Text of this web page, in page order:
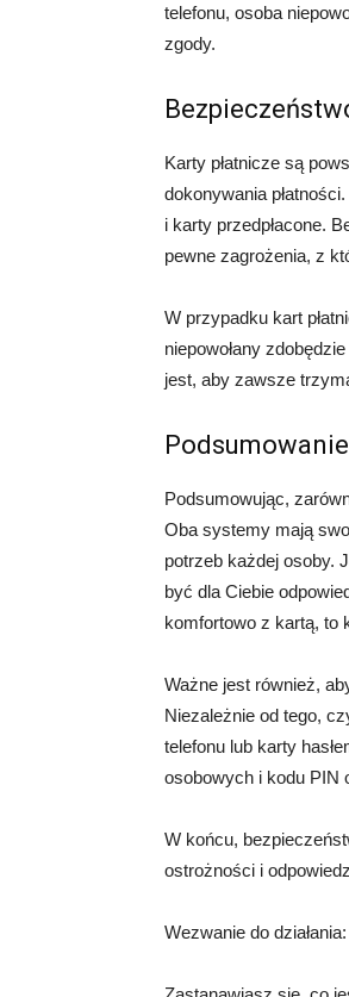
telefonu, osoba
zgody.
Karty płatnicze są
dokonywania
i karty przedpłacone.
pewne zagrożenia, z
W przypadku kart
niepowołany
jest, aby zawsze
Podsumowanie
Podsumowując,
Oba systemy mają
potrzeb każdej osoby.
być dla Ciebie
komfortowo z kartą, to
Ważne jest również,
Niezależnie od tego,
telefonu lub karty
osobowych i kodu PIN
W końcu,
ostrożności i
Wezwanie do działania: